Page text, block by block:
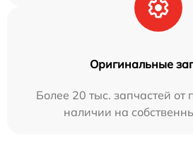
Оригинальные
Более 20 тыс. запчастей от
наличии на